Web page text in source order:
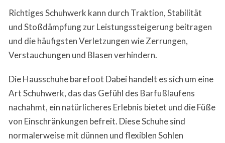
Richtiges Schuhwerk kann durch Traktion, Stabilität
und Stoßdämpfung zur Leistungssteigerung beitragen
und die häufigsten Verletzungen wie Zerrungen,
Verstauchungen und Blasen verhindern.
Die Hausschuhe barefoot Dabei handelt es sich um eine
Art Schuhwerk, das das Gefühl des Barfußlaufens
nachahmt, ein natürlicheres Erlebnis bietet und die Füße
von Einschränkungen befreit. Diese Schuhe sind
normalerweise mit dünnen und flexiblen Sohlen